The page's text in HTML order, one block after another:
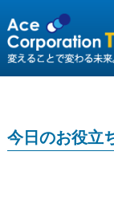
今日のお役立